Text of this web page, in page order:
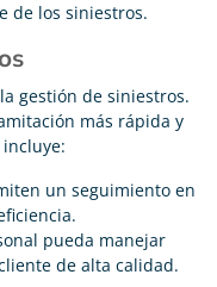
de los siniestros.
gestión de siniestros.
más rápida y
un seguimiento en
pueda manejar
de alta calidad.
el mejor seguro y
diferentes. Gran
seguros de Comunidad.